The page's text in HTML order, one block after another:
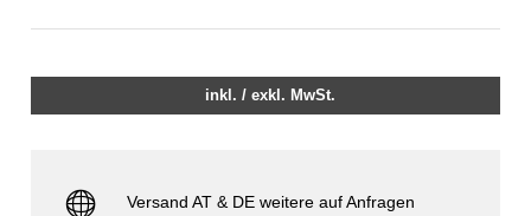
inkl. / exkl. MwSt.
Versand AT & DE weitere auf Anfragen